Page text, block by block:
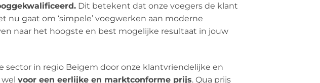
Dit betekent dat onze voegers de klant
gaat om ‘simpele’ voegwerken aan moderne
naar het hoogste en best mogelijke resultaat in jouw
sector in regio Beigem door onze klantvriendelijke en
wel voor een eerlijke en marktconforme prijs. Qua prijs